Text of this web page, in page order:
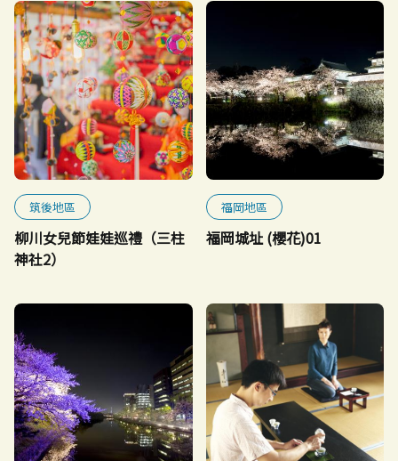
筑後地區
柳川女兒節娃娃巡禮（三柱
神社2）
福岡地區
福岡城址 (櫻花)01